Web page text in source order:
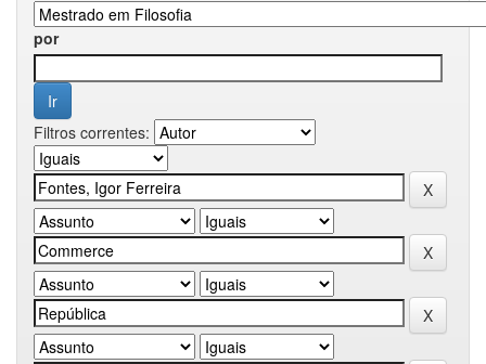
por
Filtros correntes: